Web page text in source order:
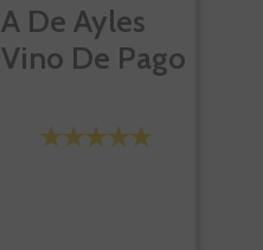
A De Ayles
Vino De Pago